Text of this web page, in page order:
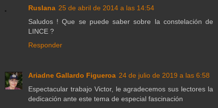
Ruslana 25 de abril de 2014 a las 14:54
Saludos ! Que se puede saber sobre la constelación de
LINCE ?
Responder
Ariadne Gallardo Figueroa 24 de julio de 2019 a las 6:58
Espectacular trabajo Victor, le agradecemos sus lectores la
dedicación ante este tema de especial fascinación